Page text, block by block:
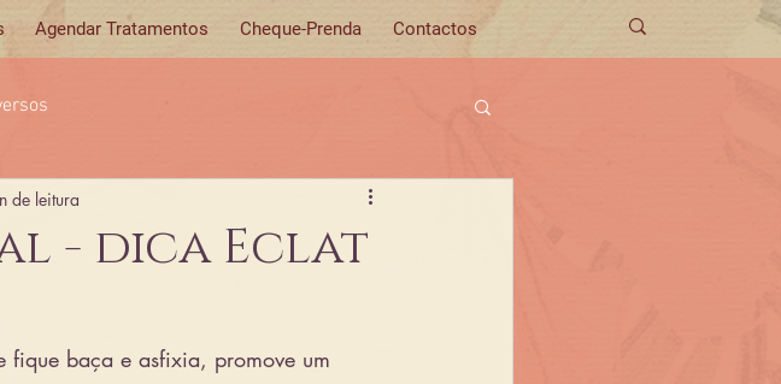
Agendar Tratamentos Cheque-Prenda Contactos
- dica Eclat
de leitura
fique baça e asfixia, promove um